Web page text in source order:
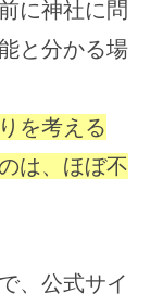
に神社に問
と分かる場
を考える
は、ほぼ不
、公式サイ